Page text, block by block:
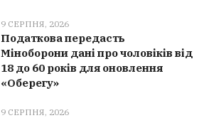
9 СЕРПНЯ, 2026
Податкова передасть
Міноборони дані про чоловіків від
18 до 60 років для оновлення
«Оберегу»
9 СЕРПНЯ, 2026